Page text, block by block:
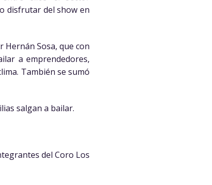
disfrutar del show en
Hernán Sosa, que con
a emprendedores,
También se sumó
salgan a bailar.
del Coro Los